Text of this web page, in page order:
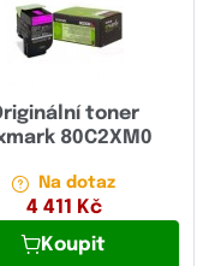
toner
80C2XM0
Na dotaz
4 411 Kč
Koupit